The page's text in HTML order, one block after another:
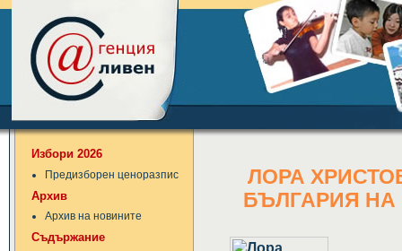
Избори 2026
Предизборен ценоразпис
Архив
Архив на новините
Съдържание
ЛОРА
БЪЛГАРИЯ